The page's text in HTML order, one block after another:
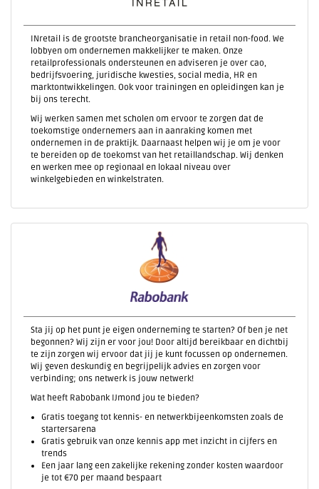
INretail is de grootste brancheorganisatie in retail non-food. We
lobbyen om ondernemen makkelijker te maken. Onze
retailprofessionals ondersteunen en adviseren je over cao,
bedrijfsvoering, juridische kwesties, social media, HR en
marktontwikkelingen. Ook voor trainingen en opleidingen kan je
bij ons terecht.
Wij werken samen met scholen om ervoor te zorgen dat de
toekomstige ondernemers aan in aanraking komen met
ondernemen in de praktijk. Daarnaast helpen wij je om je voor
te bereiden op de toekomst van het retaillandschap. Wij denken
en werken mee op regionaal en lokaal niveau over
winkelgebieden en winkelstraten.
Sta jij op het punt je eigen onderneming te starten? Of ben je net
begonnen? Wij zijn er voor jou! Door altijd bereikbaar en dichtbij
te zijn zorgen wij ervoor dat jij je kunt focussen op ondernemen.
Wij geven deskundig en begrijpelijk advies en zorgen voor
verbinding; ons netwerk is jouw netwerk!
Wat heeft Rabobank IJmond jou te bieden?
Gratis toegang tot kennis- en netwerkbijeenkomsten zoals de
startersarena
Gratis gebruik van onze kennis app met inzicht in cijfers en
trends
Een jaar lang een zakelijke rekening zonder kosten waardoor
je tot €70 per maand bespaart